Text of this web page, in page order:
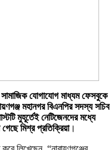
সামাজিক যোগাযোগ মাধ্যম ফেসবুকে
মহানগর বিএনপির সদস্য সচিব
মুহূর্তেই নেটিজেনদের মধ্যে
মিশ্র প্রতিক্রিয়া।